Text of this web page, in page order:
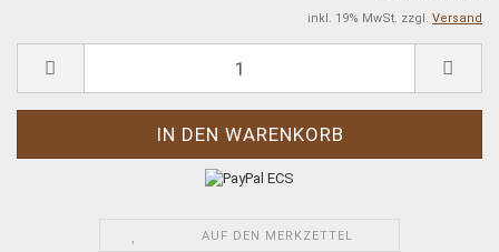
inkl. 19% MwSt. zzgl. Versand
AUF DEN MERKZETTEL